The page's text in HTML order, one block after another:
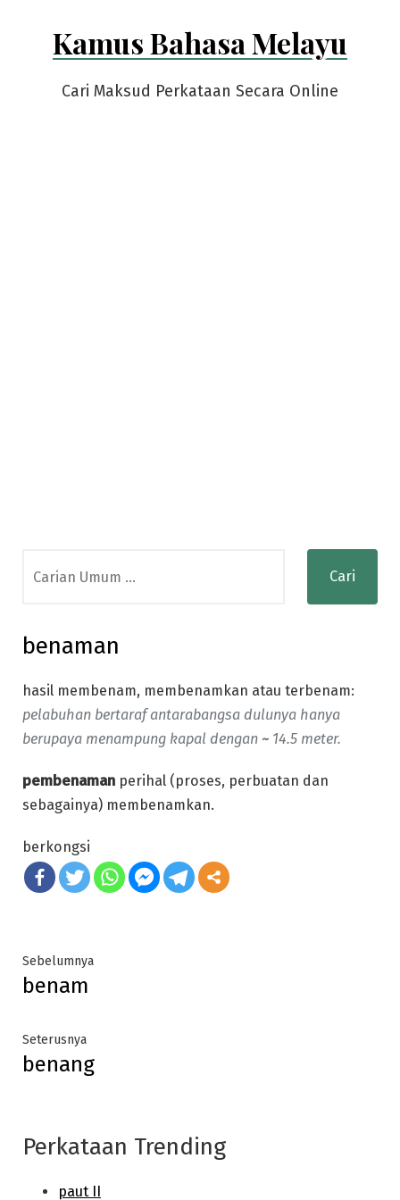
Kamus Bahasa Melayu
Cari Maksud Perkataan Secara Online
for:
benaman
hasil membenam, membenamkan atau terbenam:
pelabuhan bertaraf antarabangsa dulunya hanya
berupaya menampung kapal dengan ~ 14.5 meter.
pembenaman perihal (proses, perbuatan dan
sebagainya) membenamkan.
berkongsi
Post
navigation
SebelumnyaPrevious
benam
SeterusnyaNext
post:
benang
Perkataan Trending